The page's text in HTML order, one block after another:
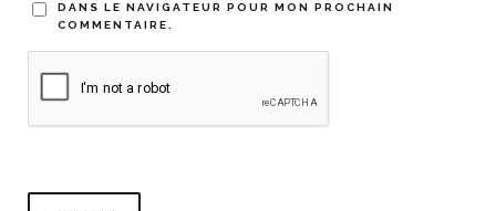
DANS LE NAVIGATEUR POUR MON PROCHAIN
COMMENTAIRE.